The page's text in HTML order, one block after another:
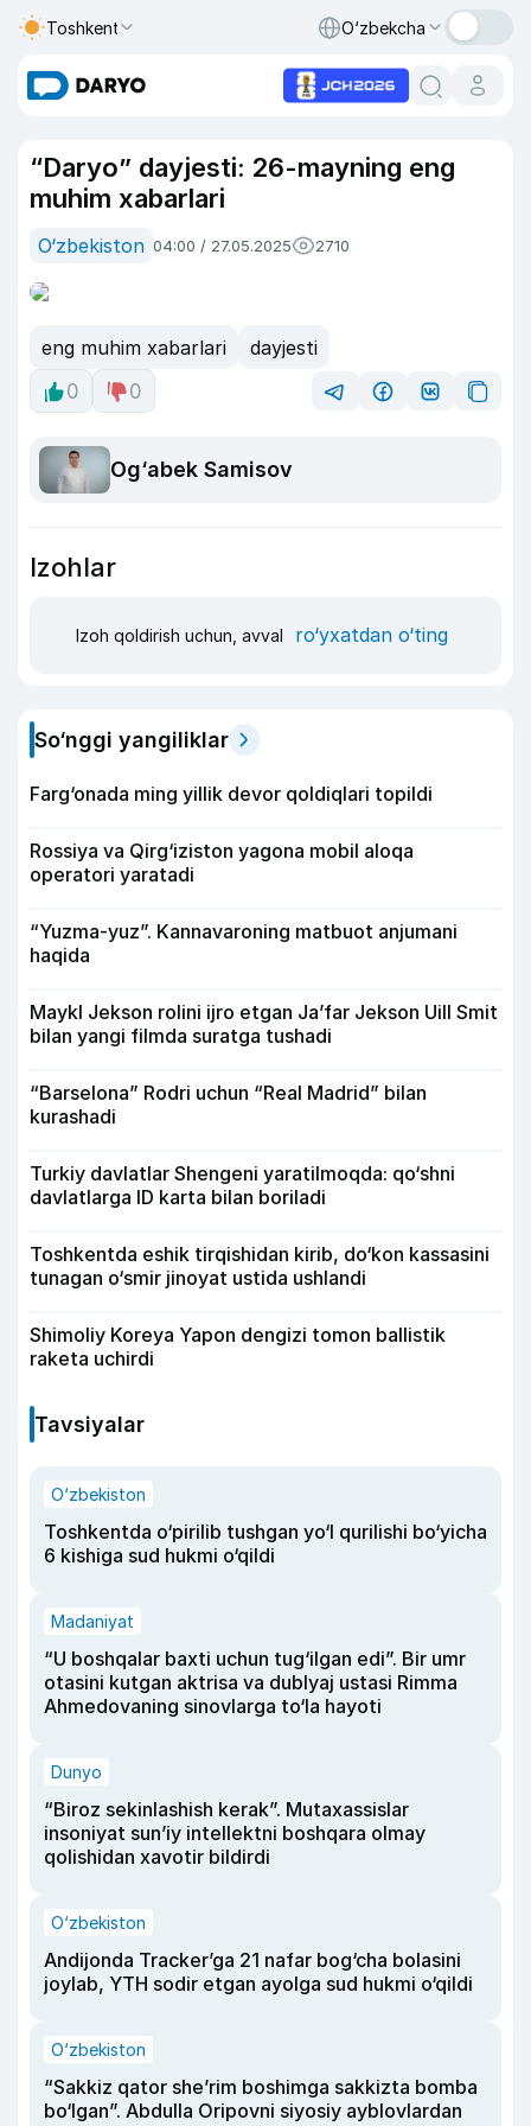
Toshkent O‘zbekcha
“Daryo” dayjesti: 26-mayning eng
muhim xabarlari
O‘zbekiston 04:00 / 27.05.2025 2710
eng muhim xabarlari
dayjesti
0
0
Og‘abek Samisov
Izohlar
Izoh qoldirish uchun, avval ro‘yxatdan o‘ting
So‘nggi yangiliklar
Farg‘onada ming yillik devor qoldiqlari topildi
Rossiya va Qirg‘iziston yagona mobil aloqa
operatori yaratadi
“Yuzma-yuz”. Kannavaroning matbuot anjumani
haqida
Maykl Jekson rolini ijro etgan Ja’far Jekson Uill Smit
bilan yangi filmda suratga tushadi
“Barselona” Rodri uchun “Real Madrid” bilan
kurashadi
Turkiy davlatlar Shengeni yaratilmoqda: qo‘shni
davlatlarga ID karta bilan boriladi
Toshkentda eshik tirqishidan kirib, do‘kon kassasini
tunagan o‘smir jinoyat ustida ushlandi
Shimoliy Koreya Yapon dengizi tomon ballistik
raketa uchirdi
Tavsiyalar
O‘zbekiston
Toshkentda o‘pirilib tushgan yo‘l qurilishi bo‘yicha
6 kishiga sud hukmi o‘qildi
Madaniyat
“U boshqalar baxti uchun tug‘ilgan edi”. Bir umr
otasini kutgan aktrisa va dublyaj ustasi Rimma
Ahmedovaning sinovlarga to‘la hayoti
Dunyo
“Biroz sekinlashish kerak”. Mutaxassislar
insoniyat sun’iy intellektni boshqara olmay
qolishidan xavotir bildirdi
O‘zbekiston
Andijonda Tracker’ga 21 nafar bog‘cha bolasini
joylab, YTH sodir etgan ayolga sud hukmi o‘qildi
O‘zbekiston
“Sakkiz qator she’rim boshimga sakkizta bomba
bo‘lgan”. Abdulla Oripovni siyosiy ayblovlardan